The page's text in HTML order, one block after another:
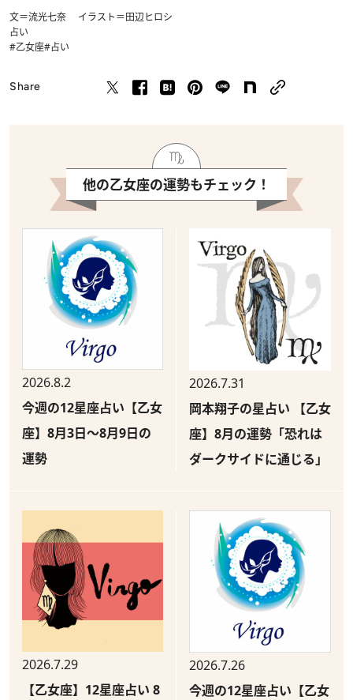
文＝流光七奈 イラスト＝田辺ヒロシ
占い
#乙女座#占い
Share
他の乙女座の運勢もチェック！
2026.8.2
今週の12星座占い【乙女
座】8月3日～8月9日の
運勢
2026.7.31
岡本翔子の星占い 【乙女
座】8月の運勢「恐れは
ダークサイドに通じる」
2026.7.29
【乙女座】12星座占い 8
2026.7.26
今週の12星座占い【乙女